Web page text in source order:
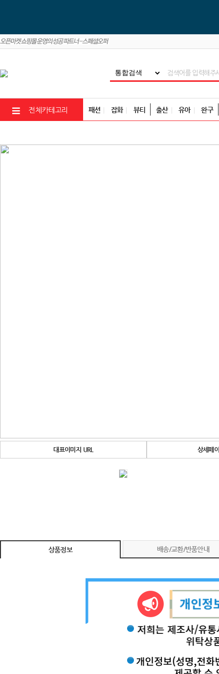
전체카테고리 패션 잡화 뷰티 출산 유아 완구
대표이미지 URL 상세페
상품정보 배송/교환/반품안내